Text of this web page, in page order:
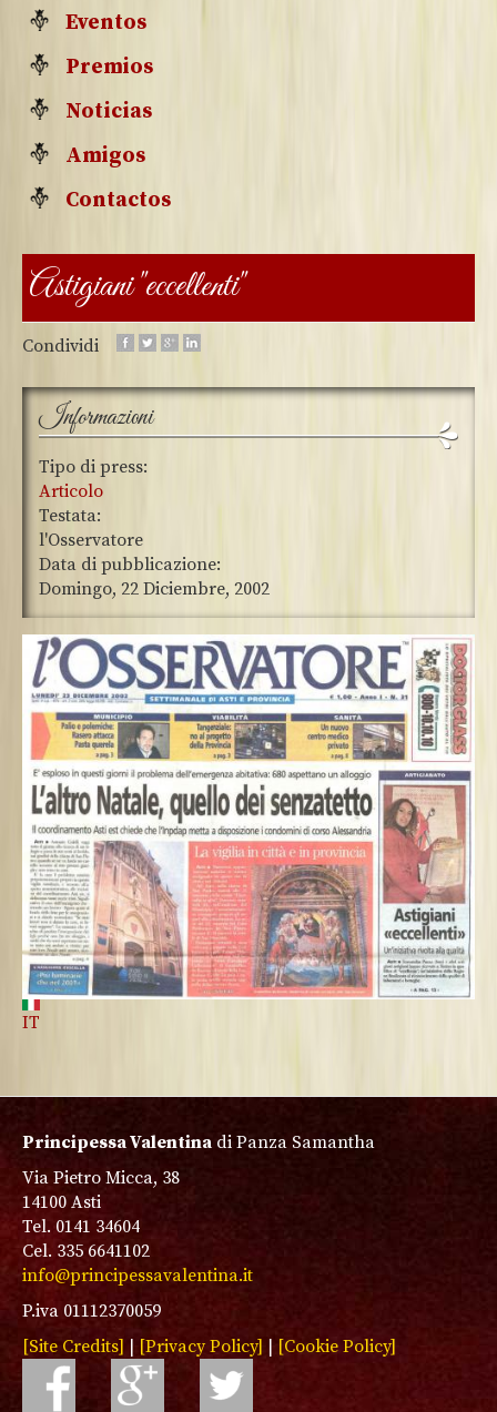
Eventos
Premios
Noticias
Amigos
Contactos
Astigiani "eccellenti"
Condividi
Informazioni
Tipo di press:
Articolo
Testata:
l'Osservatore
Data di pubblicazione:
Domingo, 22 Diciembre, 2002
IT
Principessa Valentina di Panza Samantha
Via Pietro Micca, 38
14100 Asti
Tel. 0141 34604
Cel. 335 6641102
info@principessavalentina.it
P.iva 01112370059
[Site Credits]
[Privacy Policy] [Cookie Policy]